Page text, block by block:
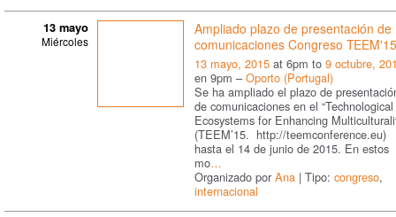
13 mayo
Miércoles
Ampliado plazo de presentación de
comunicaciones Congreso TEEM'15
13 mayo, 2015 at 6pm to 9 octubre,
en 9pm – Oporto (Portugal)
Se ha ampliado el plazo de
de comunicaciones en el “Technological
Ecosystems for Enhancing
(TEEM’15. http://teemconference.eu)
hasta el 14 de junio de 2015. En estos
mo…
Organizado por Ana | Tipo: congreso,
internacional